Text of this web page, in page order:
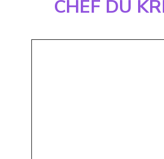
CHEF DU